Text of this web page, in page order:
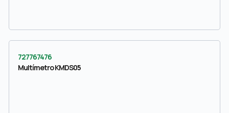
727767476
Multímetro KMDS05